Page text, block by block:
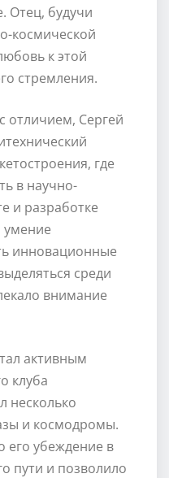
Отец, будучи
космической
к этой
стремления.
отличием, Сергей
где
в научно-
и разработке
умение
инновационные
среди
внимание
активным
клуба
несколько
и космодромы.
его убеждение в
пути и позволило